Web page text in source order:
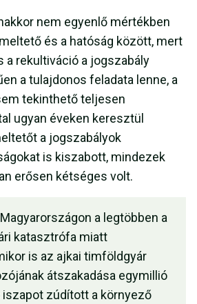
nem egyenlő mértékben
és a hatóság között, mert
a rekultiváció a jogszabály
a tulajdonos feladata lenne, a
tekinthető teljesen
ugyan éveken keresztül
a jogszabályok
is kiszabott, mindezek
erősen kétséges volt.
a legtöbben a
katasztrófa miatt
is az ajkai timföldgyár
átszakadása egymillió
zúdított a környező